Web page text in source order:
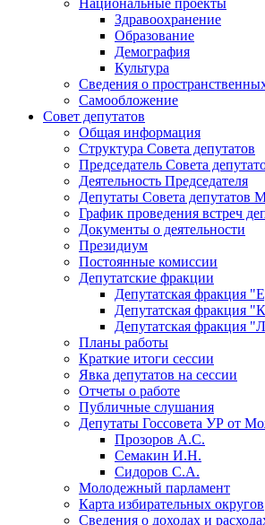
Здравоохранение
Образование
Демография
Культура
Сведения о
Самообложение
Совет депутатов
Общая информация
Структура Совета депутатов
Председатель Совета
Деятельность Председателя
Депутаты Совета
График проведения встреч
Документы о деятельности
Президиум
Постоянные комиссии
Депутатские фракции
Депутатская
Депутатская
Депутатская фракция
Планы работы
Краткие итоги сессии
Явка депутатов на сессии
Отчеты о работе
Публичные слушания
Депутаты Госсовета УР от
Прозоров А.С.
Семакин И.Н.
Сидоров С.А.
Молодежный парламент
Карта избирательных округов
Сведения о доходах и